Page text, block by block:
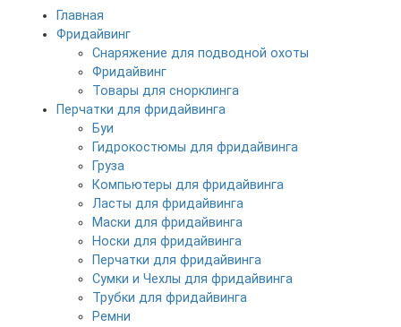
Главная
Фридайвинг
Снаряжение для подводной охоты
Фридайвинг
Товары для снорклинга
Перчатки для фридайвинга
Буи
Гидрокостюмы для фридайвинга
Груза
Компьютеры для фридайвинга
Ласты для фридайвинга
Маски для фридайвинга
Носки для фридайвинга
Перчатки для фридайвинга
Сумки и Чехлы для фридайвинга
Трубки для фридайвинга
Ремни